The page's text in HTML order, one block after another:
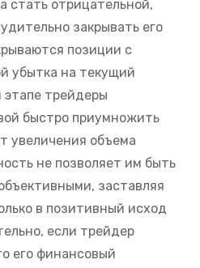
стать отрицательной,
закрывать его
позиции с
убытка на текущий
трейдеры
быстро приумножить
увеличения объема
не позволяет им быть
заставляя
в позитивный исход
если трейдер
его финансовый